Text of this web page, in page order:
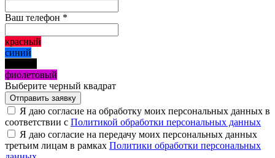
Ваш телефон *
красный
синий
фиолетовый
Выберите черный квадрат
Я даю согласие на обработку моих персональных данных в
соответствии с Политикой обработки персональных данных
Я даю согласие на передачу моих персональных данных
третьим лицам в рамках Политики обработки персональных